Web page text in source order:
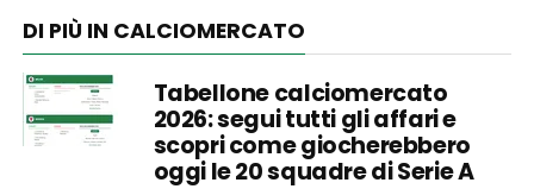
DI PIÙ IN CALCIOMERCATO
Tabellone calciomercato
2026: segui tutti gli affari e
scopri come giocherebbero
oggi le 20 squadre di Serie A